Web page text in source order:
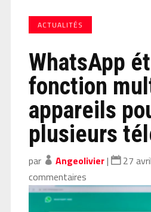
ACTUALITÉS
WhatsApp
fonction
appareils
plusieurs
par Angeolivier| 27
commentaires